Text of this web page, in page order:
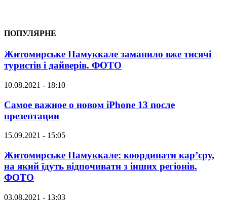
ПОПУЛЯРНЕ
Житомирське Памуккале заманило вже тисячі
туристів і дайверів. ФОТО
10.08.2021 - 18:10
Самое важное о новом iPhone 13 после
презентации
15.09.2021 - 15:05
Житомирське Памуккале: координати кар’єру,
на який їдуть відпочивати з інших регіонів.
ФОТО
03.08.2021 - 13:03